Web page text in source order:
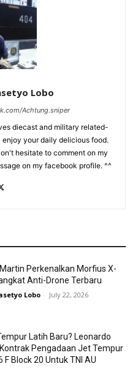
Lobo
Achtung.sniper
diecast and military related-
your daily delicious food.
hesitate to comment on my
on my facebook profile. ^^
Perkenalkan Morfius X-
Anti-Drone Terbaru
Lobo - July 22, 2026
Latih Baru? Leonardo
Pengadaan Jet Tempur
F Block 20 Untuk TNI AU